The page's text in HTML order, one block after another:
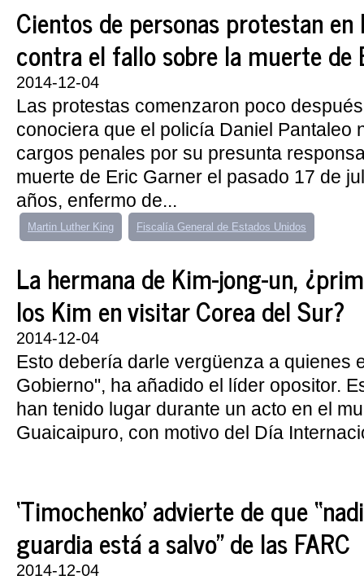
Cientos de personas protestan en
contra el fallo sobre la muerte de
2014-12-04
Las protestas comenzaron poco
conociera que el policía Daniel Pantaleo
cargos penales por su presunta
muerte de Eric Garner el pasado 17 de
años, enfermo de...
Martin Luther King Fiscalía General de Estados Unidos
La hermana de Kim-jong-un,
los Kim en visitar Corea del Sur?
2014-12-04
Esto debería darle vergüenza a quienes
Gobierno", ha añadido el líder opositor.
han tenido lugar durante un acto en el
Guaicaipuro, con motivo del Día
‘Timochenko’ advierte de que
guardia está a salvo” de las FARC
2014-12-04